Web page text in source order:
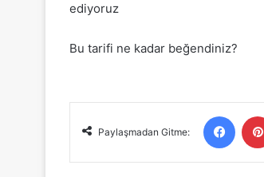
ediyoruz
Bu tarifi ne kadar beğendiniz?
Paylaşmadan Gitme: